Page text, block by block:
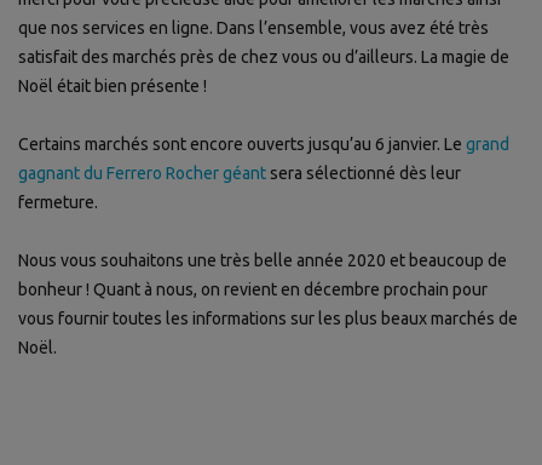
que nos services en ligne. Dans l’ensemble, vous avez été très
satisfait des marchés près de chez vous ou d’ailleurs. La magie de
Noël était bien présente !
Certains marchés sont encore ouverts jusqu’au 6 janvier. Le grand
gagnant du Ferrero Rocher géant sera sélectionné dès leur
fermeture.
Nous vous souhaitons une très belle année 2020 et beaucoup de
bonheur ! Quant à nous, on revient en décembre prochain pour
vous fournir toutes les informations sur les plus beaux marchés de
Noël.